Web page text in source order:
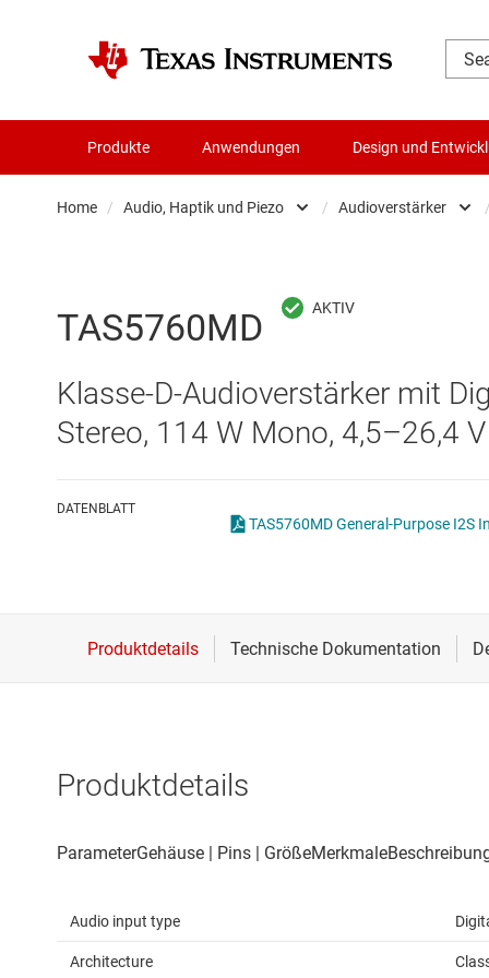
Produkte Anwendungen Design und
Home / Audio, Haptik und Piezo
Batteriemanagement-ICs
Die- & Wafer-Services
DLP-Produkte
Isolierung
/ Audioverstärker /
TAS5760MD
Klasse-D-Audioverstärker mit
Stereo, 114 W Mono, 4,5–26,4 V
DATENBLATT
Produktdetails
Audio input type
Architecture